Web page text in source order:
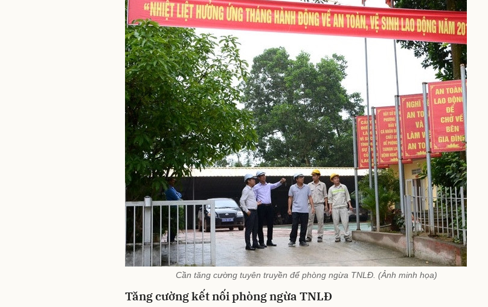
Cần tăng cường tuyên truyền để phòng ngừa TNLĐ. (Ảnh minh họa)
Tăng cường kết nối phòng ngừa TNLĐ